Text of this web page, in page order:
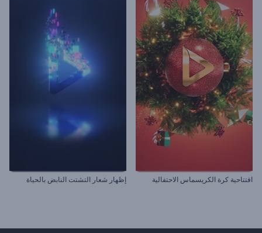
افتتاحية كرة الكريسماس الاحتفالية إظهار شعار التشتت النابض بالحياة